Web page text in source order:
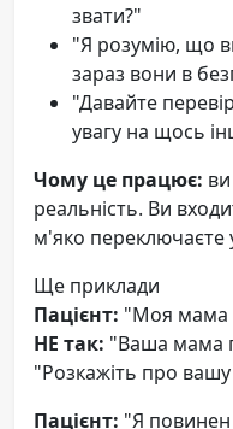
звати?"
"Я розумію, що
зараз вони в
"Давайте
увагу на щось
Чому це працює:
реальність. Ви
м'яко переключаєте
Ще приклади
Пацієнт: "Моя мама
НЕ так: "Ваша мама
"Розкажіть про
Пацієнт: "Я повинен